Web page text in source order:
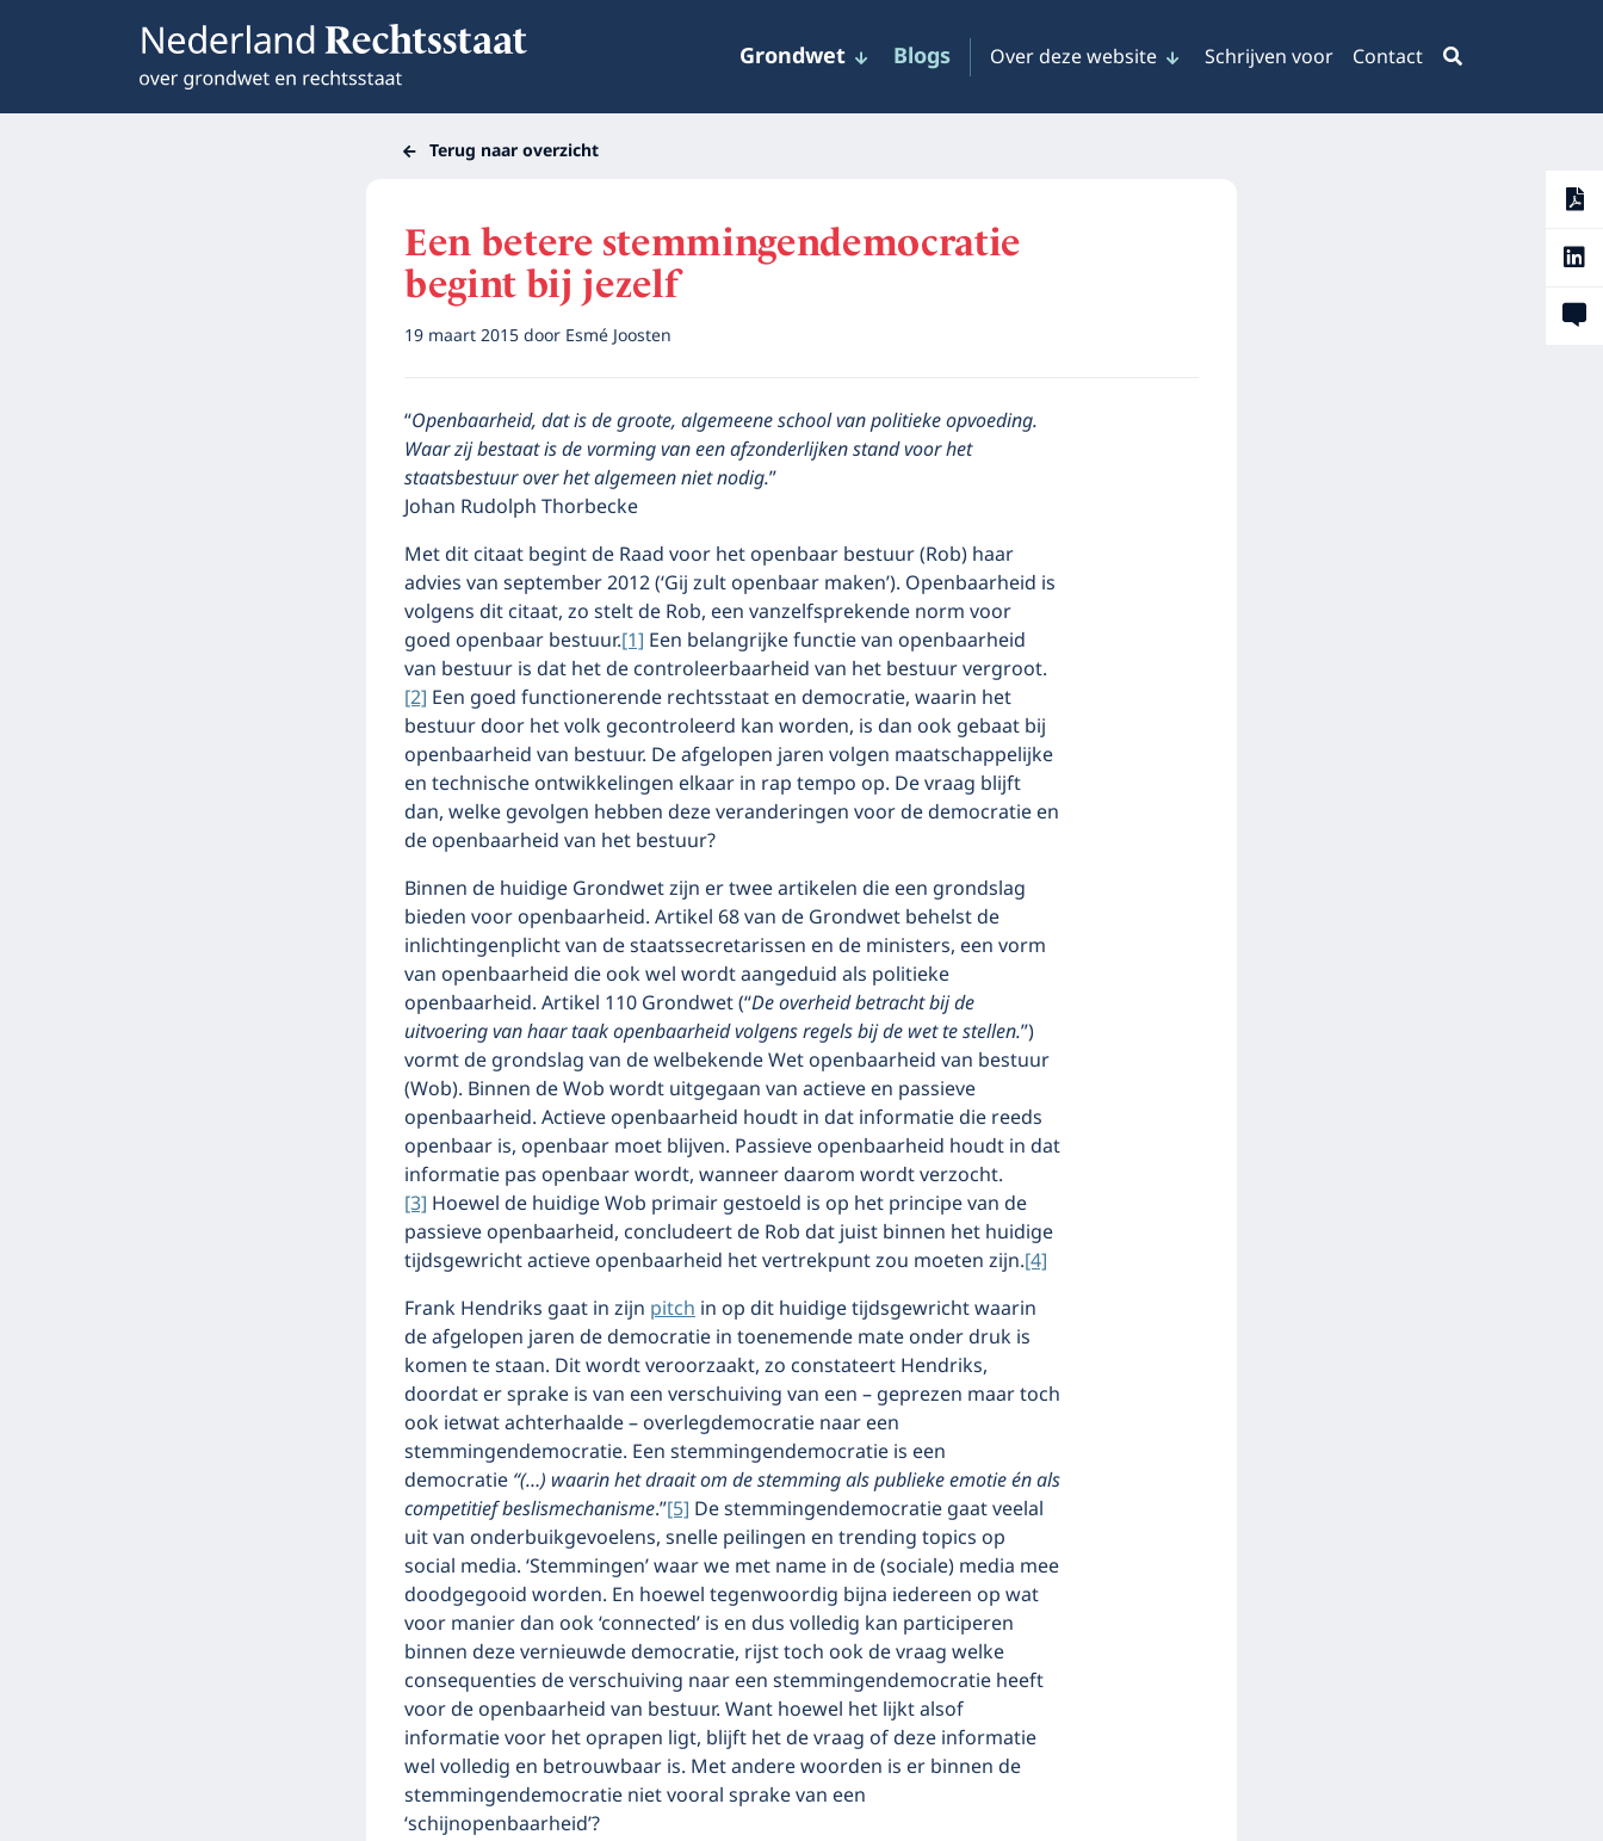
Grondwet Blogs Over deze website Schrijven voor Contact
Terug naar overzicht
Een betere stemmingendemocratie
begint bij jezelf
19 maart 2015door Esmé Joosten
“Openbaarheid, dat is de groote, algemeene school van politieke opvoeding.
Waar zij bestaat is de vorming van een afzonderlijken stand voor het
staatsbestuur over het algemeen niet nodig.”
Johan Rudolph Thorbecke
Met dit citaat begint de Raad voor het openbaar bestuur (Rob) haar
advies van september 2012 (‘Gij zult openbaar maken’). Openbaarheid is
volgens dit citaat, zo stelt de Rob, een vanzelfsprekende norm voor
goed openbaar bestuur.[1] Een belangrijke functie van openbaarheid
van bestuur is dat het de controleerbaarheid van het bestuur vergroot.
[2] Een goed functionerende rechtsstaat en democratie, waarin het
bestuur door het volk gecontroleerd kan worden, is dan ook gebaat bij
openbaarheid van bestuur. De afgelopen jaren volgen maatschappelijke
en technische ontwikkelingen elkaar in rap tempo op. De vraag blijft
dan, welke gevolgen hebben deze veranderingen voor de democratie en
de openbaarheid van het bestuur?
Binnen de huidige Grondwet zijn er twee artikelen die een grondslag
bieden voor openbaarheid. Artikel 68 van de Grondwet behelst de
inlichtingenplicht van de staatssecretarissen en de ministers, een vorm
van openbaarheid die ook wel wordt aangeduid als politieke
openbaarheid. Artikel 110 Grondwet (“De overheid betracht bij de
uitvoering van haar taak openbaarheid volgens regels bij de wet te stellen.”)
vormt de grondslag van de welbekende Wet openbaarheid van bestuur
(Wob). Binnen de Wob wordt uitgegaan van actieve en passieve
openbaarheid. Actieve openbaarheid houdt in dat informatie die reeds
openbaar is, openbaar moet blijven. Passieve openbaarheid houdt in dat
informatie pas openbaar wordt, wanneer daarom wordt verzocht.
[3] Hoewel de huidige Wob primair gestoeld is op het principe van de
passieve openbaarheid, concludeert de Rob dat juist binnen het huidige
tijdsgewricht actieve openbaarheid het vertrekpunt zou moeten zijn.[4]
Frank Hendriks gaat in zijn pitchin op dit huidige tijdsgewricht waarin
de afgelopen jaren de democratie in toenemende mate onder druk is
komen te staan. Dit wordt veroorzaakt, zo constateert Hendriks,
doordat er sprake is van een verschuiving van een – geprezen maar toch
ook ietwat achterhaalde – overlegdemocratie naar een
stemmingendemocratie. Een stemmingendemocratie is een
democratie“(…) waarin het draait om de stemming als publieke emotie én als
competitief beslismechanisme.”[5] De stemmingendemocratie gaat veelal
uit van onderbuikgevoelens, snelle peilingen en trending topics op
social media. ‘Stemmingen’ waar we met name in de (sociale) media mee
doodgegooid worden. En hoewel tegenwoordig bijna iedereen op wat
voor manier dan ook ‘connected’ is en dus volledig kan participeren
binnen deze vernieuwde democratie, rijst toch ook de vraag welke
consequenties de verschuiving naar een stemmingendemocratie heeft
voor de openbaarheid van bestuur. Want hoewel het lijkt alsof
informatie voor het oprapen ligt, blijft het de vraag of deze informatie
wel volledig en betrouwbaar is. Met andere woorden is er binnen de
stemmingendemocratie niet vooral sprake van een
‘schijnopenbaarheid’?